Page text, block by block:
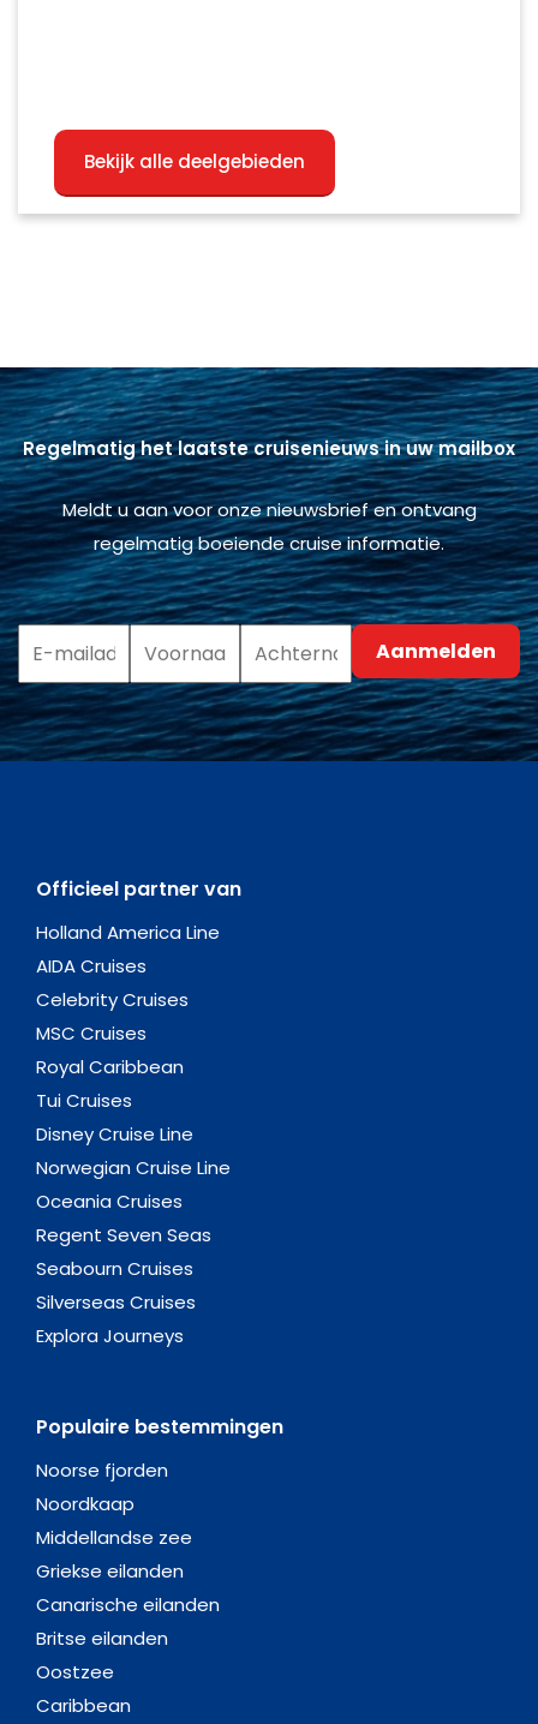
Bekijk alle deelgebieden
Regelmatig het laatste cruisenieuws in uw mailbox
Meldt u aan voor onze nieuwsbrief en ontvang
regelmatig boeiende cruise informatie.
Officieel partner van
Holland America Line
AIDA Cruises
Celebrity Cruises
MSC Cruises
Royal Caribbean
Tui Cruises
Disney Cruise Line
Norwegian Cruise Line
Oceania Cruises
Regent Seven Seas
Seabourn Cruises
Silverseas Cruises
Explora Journeys
Populaire bestemmingen
Noorse fjorden
Noordkaap
Middellandse zee
Griekse eilanden
Canarische eilanden
Britse eilanden
Oostzee
Caribbean